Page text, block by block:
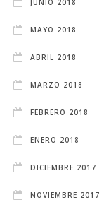
MAYO 2018
ABRIL 2018
MARZO 2018
FEBRERO 2018
ENERO 2018
DICIEMBRE 2017
NOVIEMBRE 2017